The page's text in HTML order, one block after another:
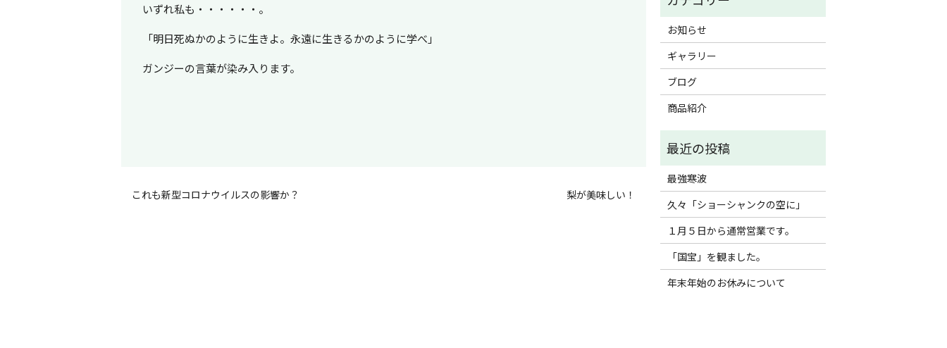
いずれ私も・・・・・・。
「明日死ぬかのように生きよ。永遠に生きるかのように学べ」
ガンジーの言葉が染み入ります。
これも新型コロナウイルスの影響か？ 梨が美味しい！
お知らせ
ギャラリー
ブログ
商品紹介
最強寒波
久々「ショーシャンクの空に」
１月５日から通常営業です。
「国宝」を観ました。
年末年始のお休みについて